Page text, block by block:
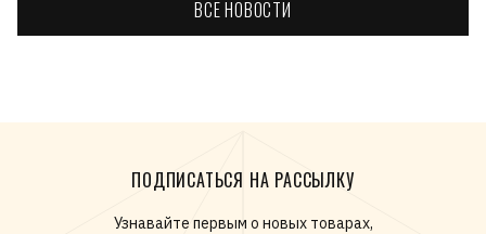
ВСЕ НОВОСТИ
ПОДПИСАТЬСЯ НА РАССЫЛКУ
Узнавайте первым о новых товарах,